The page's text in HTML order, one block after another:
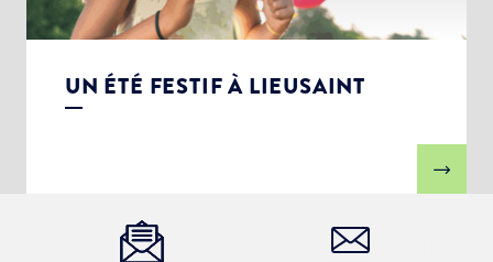
UN ÉTÉ FESTIF À LIEUSAINT